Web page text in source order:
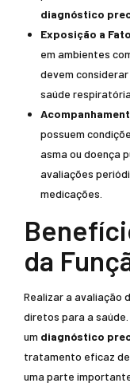
diagnóstico
Exposição a
em ambientes
devem
saúde respiratória.
possuem
asma ou doença
avaliações
medicações.
da
Realizar a avaliação
diretos para a
um diagnóstico
tratamento eficaz de
uma parte